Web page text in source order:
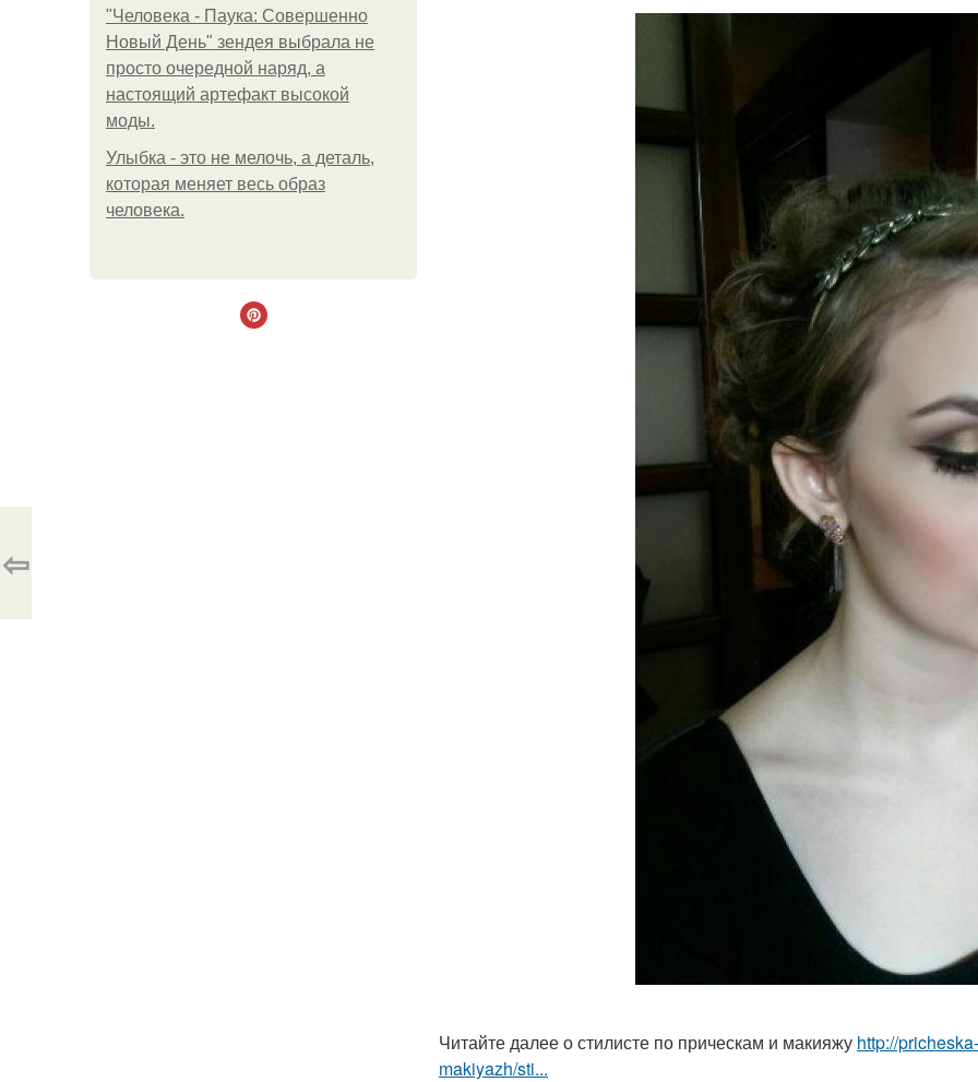
"Человека - Паука: Совершенно
Новый День" зендея выбрала не
просто очередной наряд, а
настоящий артефакт высокой
моды.
Улыбка - это не мелочь, а деталь,
которая меняет весь образ
человека.
Читайте далее о стилисте по прическам и макияжу http://
makiyazh/sti...
⇦